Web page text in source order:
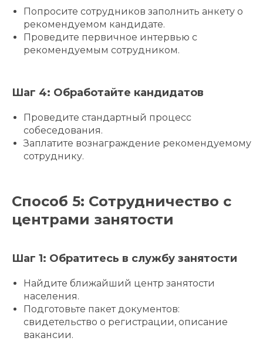
Попросите сотрудников заполнить анкету о
рекомендуемом кандидате.
Проведите первичное интервью с
рекомендуемым сотрудником.
Шаг 4: Обработайте кандидатов
Проведите стандартный процесс
собеседования.
Заплатите вознаграждение рекомендуемому
сотруднику.
Способ 5: Сотрудничество с
центрами занятости
Шаг 1: Обратитесь в службу занятости
Найдите ближайший центр занятости
населения.
Подготовьте пакет документов:
свидетельство о регистрации, описание
вакансии.